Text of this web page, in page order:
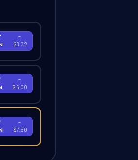
-
$3.32
-
$6.00
-
$7.50